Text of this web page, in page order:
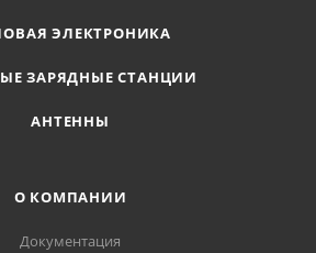
ЭЛЕКТРОНИКА
ЗАРЯДНЫЕ СТАНЦИИ
АНТЕННЫ
О КОМПАНИИ
Документация